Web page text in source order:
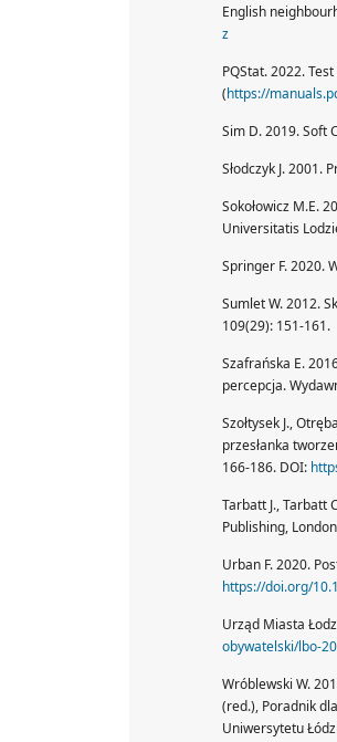
English
z
PQStat. 2022.
(https://
Sim D. 2019. Soft
Słodczyk J.
Sokołowicz M.E.
Universitatis
Springer F. 2020.
Sumlet W. 2012.
109(29): 151-161.
Szafrańska E.
percepcja.
Szołtysek J.,
przesłanka
166-186. DOI:
Tarbatt J., Tarbatt
Publishing,
Urban F. 2020.
https://doi.org/
Urząd Miasta
obywatelski/lbo-
Wróblewski W.
(red.), Poradnik
Uniwersytetu